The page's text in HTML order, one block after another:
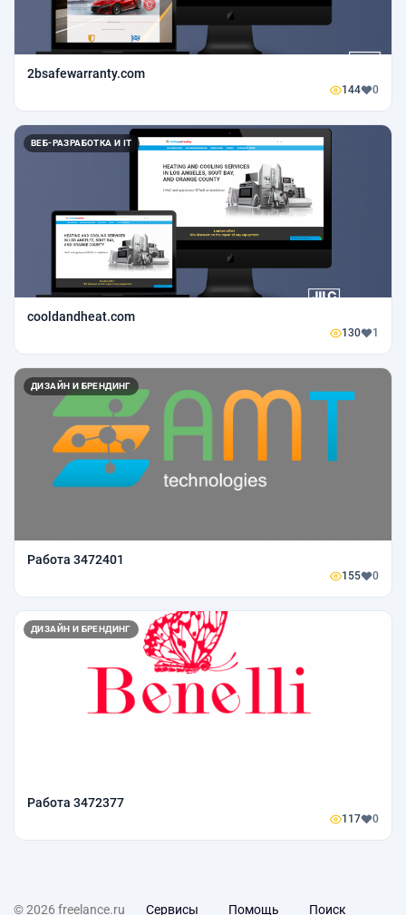
2bsafewarranty.com
144 0
ВЕБ-РАЗРАБОТКА И IT
cooldandheat.com
130 1
ДИЗАЙН И БРЕНДИНГ
Работа 3472401
155 0
ДИЗАЙН И БРЕНДИНГ
Работа 3472377
117 0
© 2026 freelance.ru Сервисы Помощь Поиск